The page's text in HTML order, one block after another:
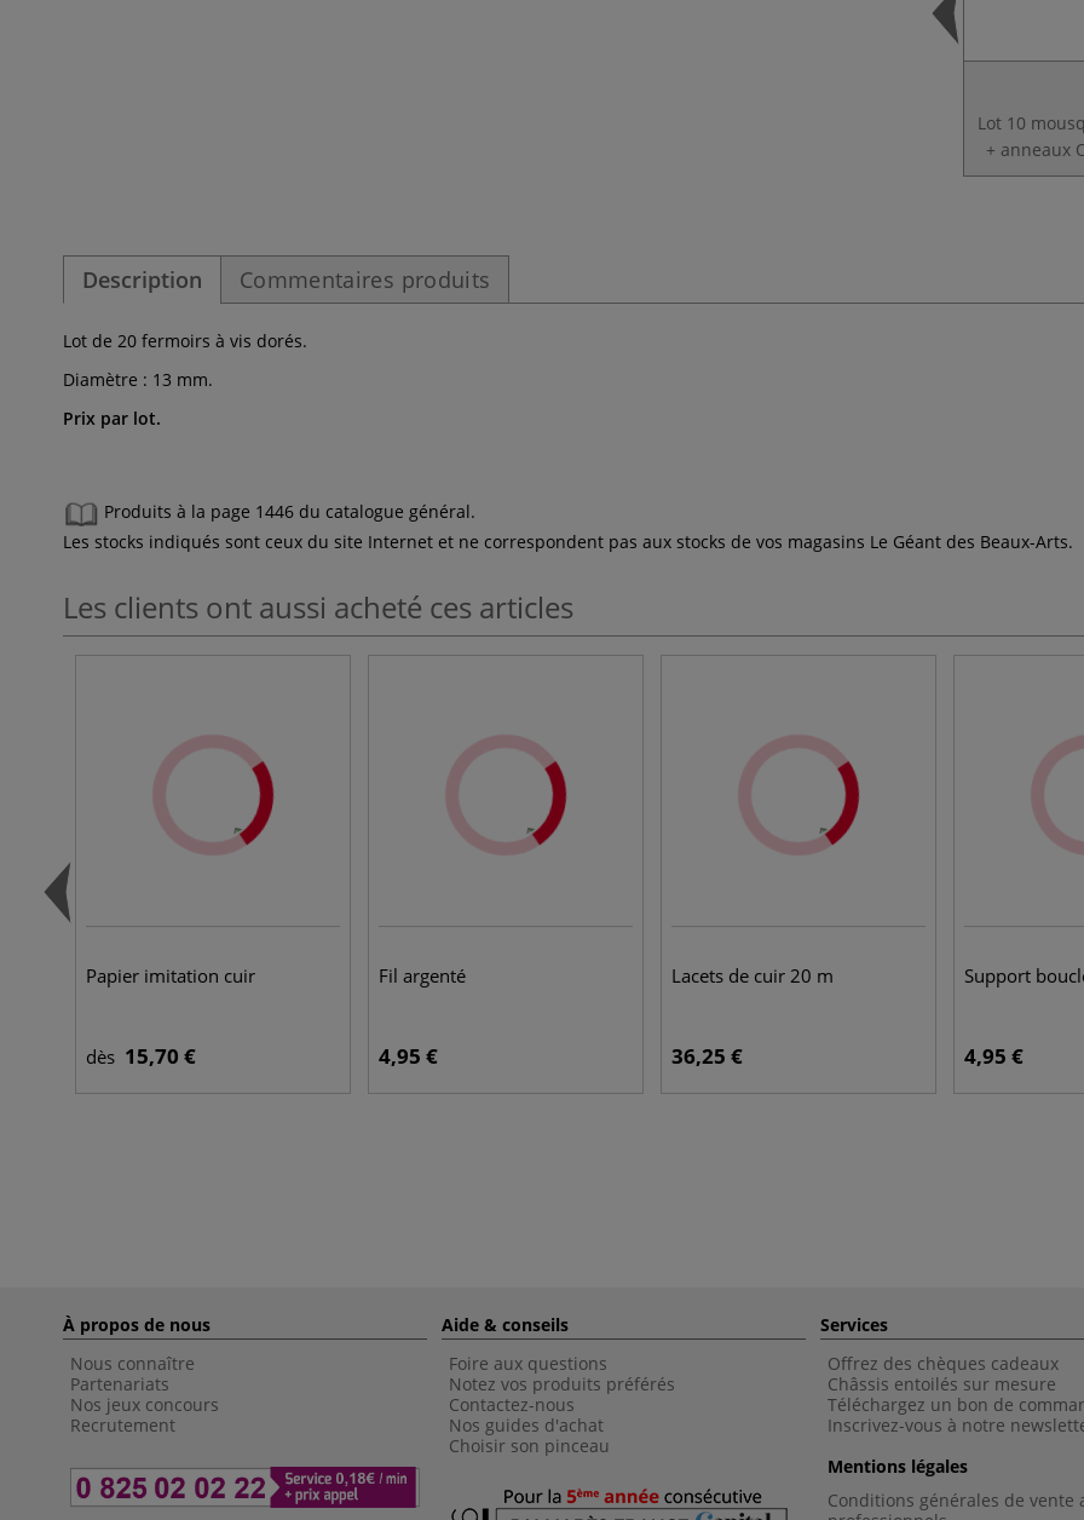
Lot 10
+ anneaux
Description Commentaires produits
Lot de 20 fermoirs à vis dorés.
Diamètre : 13 mm.
Prix par lot.
Produits à la page 1446 du catalogue général.
Les stocks indiqués sont ceux du site Internet et ne correspondent pas aux stocks de vos magasins Le Géant des Beaux-Arts.
Les clients ont aussi acheté ces articles
Papier imitation cuir
dès 15,70 €
Fil argenté
4,95 €
Lacets de cuir 20 m
36,25 €
Support
4,95 €
À propos de nous
Nous connaître
Partenariats
Nos jeux concours
Recrutement
Aide & conseils
Foire aux questions
Notez vos produits préférés
Contactez-nous
Nos guides d'achat
Choisir son pinceau
Services
Offrez des chèques cadeaux
Châssis entoilés sur mesure
Téléchargez un bon de
Inscrivez-vous à notre
Mentions légales
Conditions générales de vente